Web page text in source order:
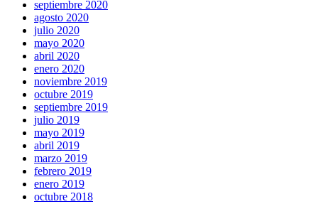
septiembre 2020
agosto 2020
julio 2020
mayo 2020
abril 2020
enero 2020
noviembre 2019
octubre 2019
septiembre 2019
julio 2019
mayo 2019
abril 2019
marzo 2019
febrero 2019
enero 2019
octubre 2018